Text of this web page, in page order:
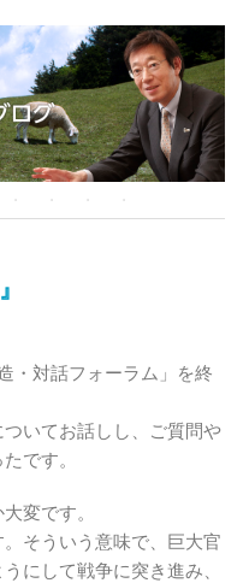
・対話フォーラム」を終
いてお話しし、ご質問や
です。
変です。
そういう意味で、巨大官
にして戦争に突き進み、